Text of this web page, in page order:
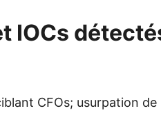
IOCs
CFOs; usurpation